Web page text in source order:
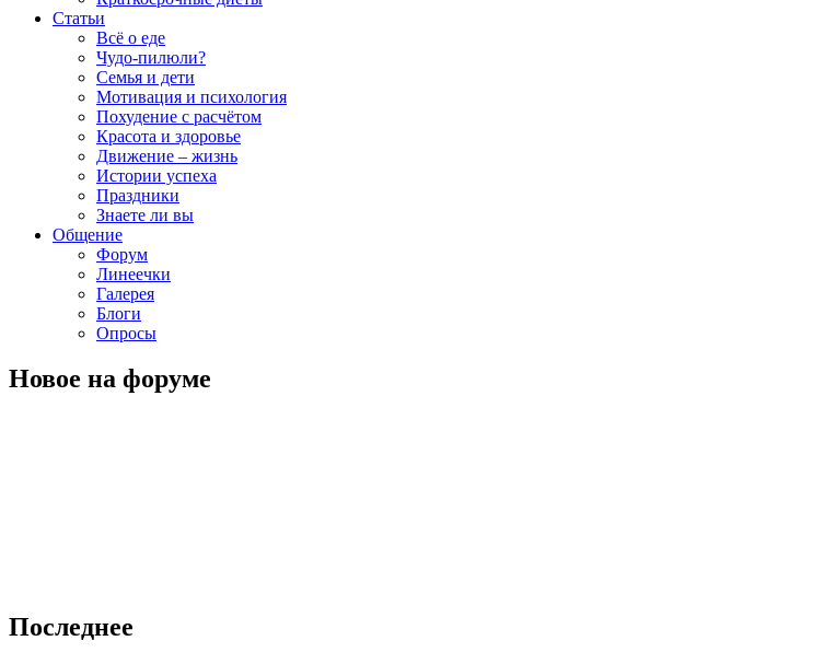
Статьи
Всё о еде
Чудо-пилюли?
Семья и дети
Мотивация и психология
Похудение с расчётом
Красота и здоровье
Движение – жизнь
Истории успеха
Праздники
Знаете ли вы
Общение
Форум
Линеечки
Галерея
Блоги
Опросы
Новое на форуме
Последнее